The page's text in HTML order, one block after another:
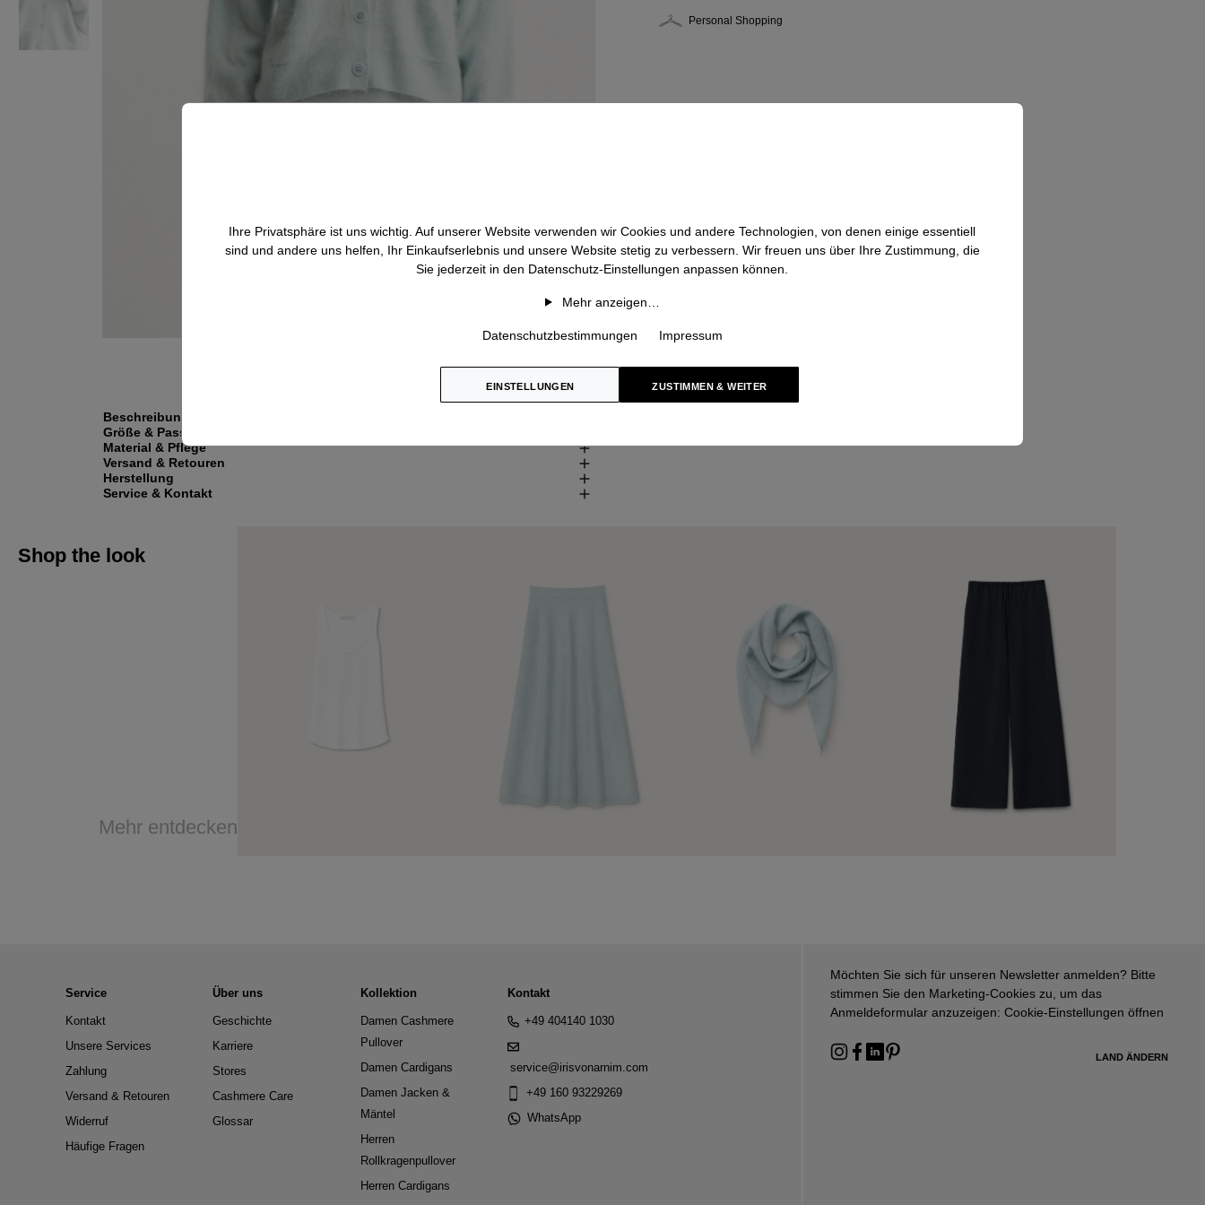
Personal Shopping
Beschreibung
Größe & Passform
Material & Pflege
Versand & Retouren
Herstellung
Service & Kontakt
Shop the look
Mehr entdecken
Service
Kontakt
Unsere Services
Zahlung
Versand & Retouren
Widerruf
Häufige Fragen
Über uns
Geschichte
Karriere
Stores
Cashmere Care
Glossar
Kollektion
Damen Cashmere
Pullover
Damen Cardigans
Damen Jacken &
Mäntel
Herren
Rollkragenpullover
Herren Cardigans
Kontakt
+49 404140 1030
service@irisvonarnim.com
+49 160 93229269
WhatsApp
Möchten Sie sich für unseren Newsletter anmelden? Bitte
stimmen Sie den Marketing-Cookies zu, um das
Anmeldeformular anzuzeigen: Cookie-Einstellungen öffnen
LAND ÄNDERN
Ihre Privatsphäre ist uns wichtig. Auf unserer Website verwenden wir Cookies und andere Technologien, von denen einige essentiell
sind und andere uns helfen, Ihr Einkaufserlebnis und unsere Website stetig zu verbessern. Wir freuen uns über Ihre Zustimmung, die
Sie jederzeit in den Datenschutz-Einstellungen anpassen können.
Mehr anzeigen…
Datenschutzbestimmungen Impressum
EINSTELLUNGEN ZUSTIMMEN & WEITER